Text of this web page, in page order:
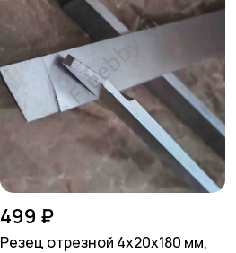
499 ₽
Резец отрезной 4х20х180 мм,